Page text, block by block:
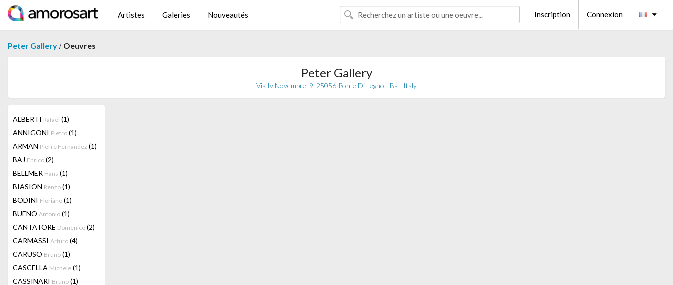
Artistes Galeries Nouveautés Inscription Connexion
Peter Gallery / Oeuvres
Peter Gallery
Via Iv Novembre, 9, 25056 Ponte Di Legno - Bs - Italy
ALBERTI Rafael (1)
ANNIGONI Pietro (1)
ARMAN Pierre Fernandez (1)
BAJ Enrico (2)
BELLMER Hans (1)
BIASION Renzo (1)
BODINI Floriano (1)
BUENO Antonio (1)
CANTATORE Domenico (2)
CARMASSI Arturo (4)
CARUSO Bruno (1)
CASCELLA Michele (1)
CASSINARI Bruno (1)